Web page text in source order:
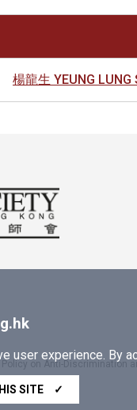
楊龍生 YEUNG LUNG
user experience. By
SITE ✓
Policy on Anti-Discrimination
不得轉載